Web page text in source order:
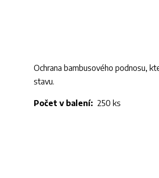
Ochrana bambusového podnosu,
stavu.
Počet v balení: 250 ks